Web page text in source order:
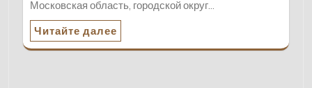
Московская область, городской округ…
Читайте далее